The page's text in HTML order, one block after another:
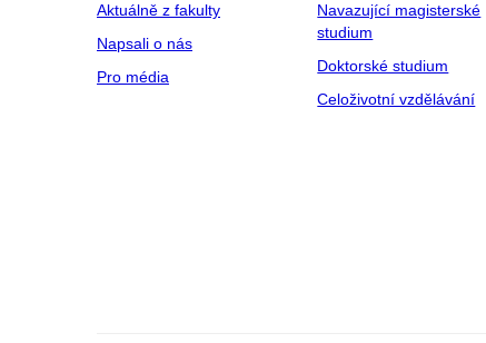
Aktuálně z fakulty
Napsali o nás
Pro média
Navazující magisterské
studium
Doktorské studium
Celoživotní vzdělávání